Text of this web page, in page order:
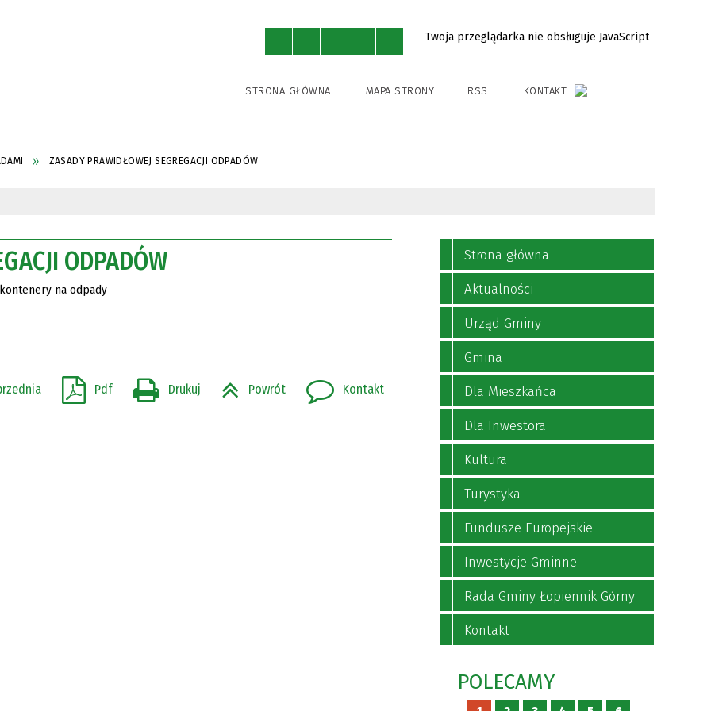
Twoja przeglądarka nie obsługuje JavaScript
STRONA GŁÓWNA MAPA STRONY RSS KONTAKT
ZASADY PRAWIDŁOWEJ SEGREGACJI ODPADÓW
ODPADÓW
Pdf Drukuj Powrót Kontakt
Strona główna
Aktualności
Urząd Gminy
Gmina
Dla Mieszkańca
Dla Inwestora
Kultura
Turystyka
Fundusze Europejskie
Inwestycje Gminne
Rada Gminy Łopiennik Górny
Kontakt
POLECAMY